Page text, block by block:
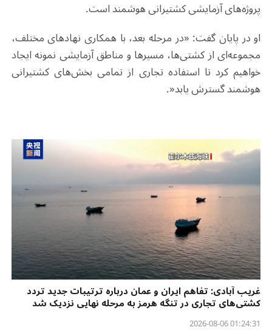
پروژه‌های آزمایشی کشتیرانی هوشمند است.
او در پایان گفت: «در مرحله بعد، با همکاری نهادهای مختلف،
مجموعه‌ای از کشتی‌ها، مسیرها و مناطق آزمایشی نمونه ایجاد
خواهیم کرد تا استفاده تجاری از تمامی بخش‌های کشتیرانی
هوشمند گسترش یابد.»
غریب آبادی: تفاهم ایران و عمان درباره ترتیبات جدید تردد
کشتی‌های تجاری در تنگه هرمز به مرحله نهایی نزدیک شد
01:24:31 2026-08-06